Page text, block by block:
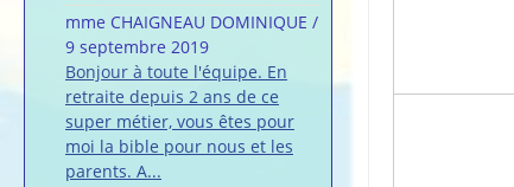
mme CHAIGNEAU DOMINIQUE /
9 septembre 2019
Bonjour à toute l'équipe. En
retraite depuis 2 ans de ce
super métier, vous êtes pour
moi la bible pour nous et les
parents. A...